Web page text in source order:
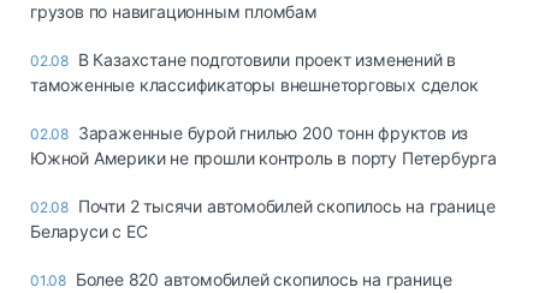
грузов по навигационным пломбам
02.08 В Казахстане подготовили проект изменений в
таможенные классификаторы внешнеторговых сделок
02.08 Зараженные бурой гнилью 200 тонн фруктов из
Южной Америки не прошли контроль в порту Петербурга
02.08 Почти 2 тысячи автомобилей скопилось на границе
Беларуси с ЕС
01.08 Более 820 автомобилей скопилось на границе